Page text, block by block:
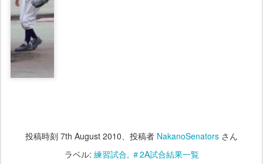
投稿時刻 7th August 2010、投稿者 NakanoSenators さん
ラベル: 練習試合 ＃2A試合結果一覧